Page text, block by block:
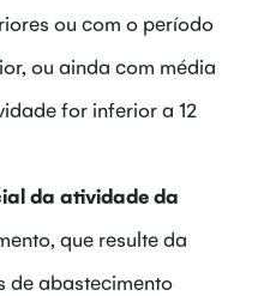
ou com o período
ou ainda com média
for inferior a 12
da atividade da
que resulte da
de abastecimento